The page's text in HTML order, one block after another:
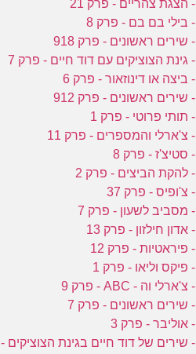
11:39 - שירים של דוד חיים בגינת הצוציקים -